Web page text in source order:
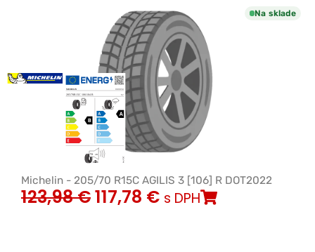
Na sklade
Michelin - 205/70 R15C AGILIS 3 [106] R DOT2022
123,98€117,78 € s DPH